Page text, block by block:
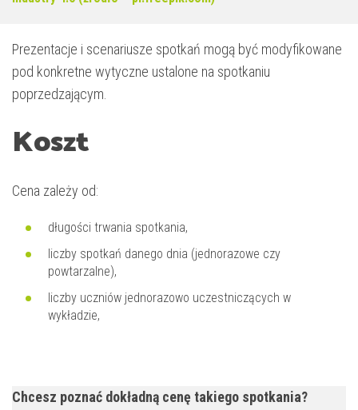
Prezentacje i scenariusze spotkań mogą być modyfikowane
pod konkretne wytyczne ustalone na spotkaniu
poprzedzającym.
Koszt
Cena zależy od:
długości trwania spotkania,
liczby spotkań danego dnia (jednorazowe czy
powtarzalne),
liczby uczniów jednorazowo uczestniczących w
wykładzie,
Chcesz poznać dokładną cenę takiego spotkania?